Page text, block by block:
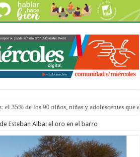
el 35% de los 90 niños, niñas y adolescentes que
Esteban Alba: el oro en el barro